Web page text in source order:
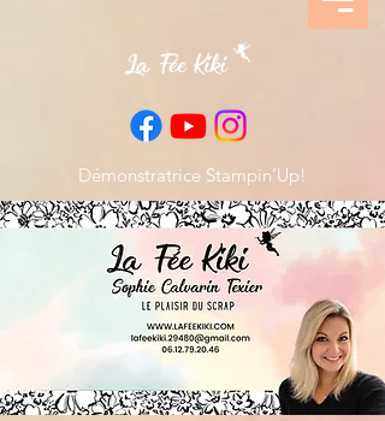
Démonstratrice Stampin’Up!